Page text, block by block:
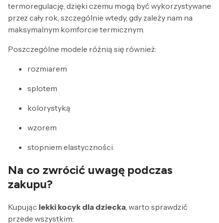
termoregulację, dzięki czemu mogą być wykorzystywane
przez cały rok, szczególnie wtedy, gdy zależy nam na
maksymalnym komforcie termicznym.
Poszczególne modele różnią się również:
rozmiarem
splotem
kolorystyką
wzorem
stopniem elastyczności.
Na co zwrócić uwagę podczas
zakupu?
Kupując lekki kocyk dla dziecka , warto sprawdzić
przede wszystkim: